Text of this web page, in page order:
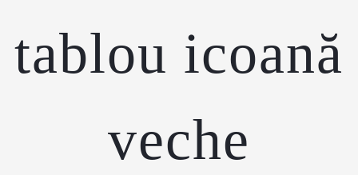
tablou icoană
veche